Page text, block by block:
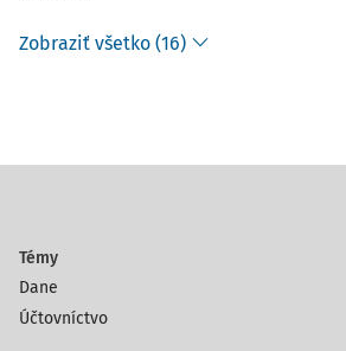
Zobraziť všetko (16)
Témy
Dane
Účtovníctvo